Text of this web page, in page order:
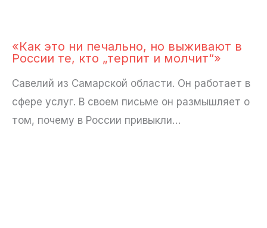
«Как это ни печально, но выживают в
России те, кто „терпит и молчит“»
Савелий из Самарской области. Он работает в
сфере услуг. В своем письме он размышляет о
том, почему в России привыкли…